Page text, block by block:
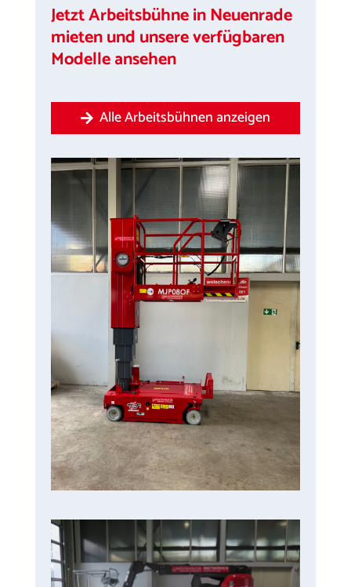
Jetzt Arbeitsbühne in Neuenrade
mieten und unsere verfügbaren
Modelle ansehen
Alle Arbeitsbühnen anzeigen